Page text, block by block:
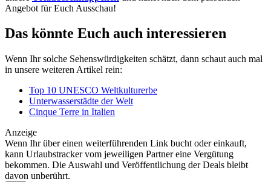
Angebot für Euch Ausschau!
Das könnte Euch auch interessieren
Wenn Ihr solche Sehenswürdigkeiten schätzt, dann schaut auch mal
in unsere weiteren Artikel rein:
Top 10 UNESCO Weltkulturerbe
Unterwasserstädte der Welt
Cinque Terre in Italien
Anzeige
Wenn Ihr über einen weiterführenden Link bucht oder einkauft,
kann Urlaubstracker vom jeweiligen Partner eine Vergütung
bekommen. Die Auswahl und Veröffentlichung der Deals bleibt
davon unberührt.